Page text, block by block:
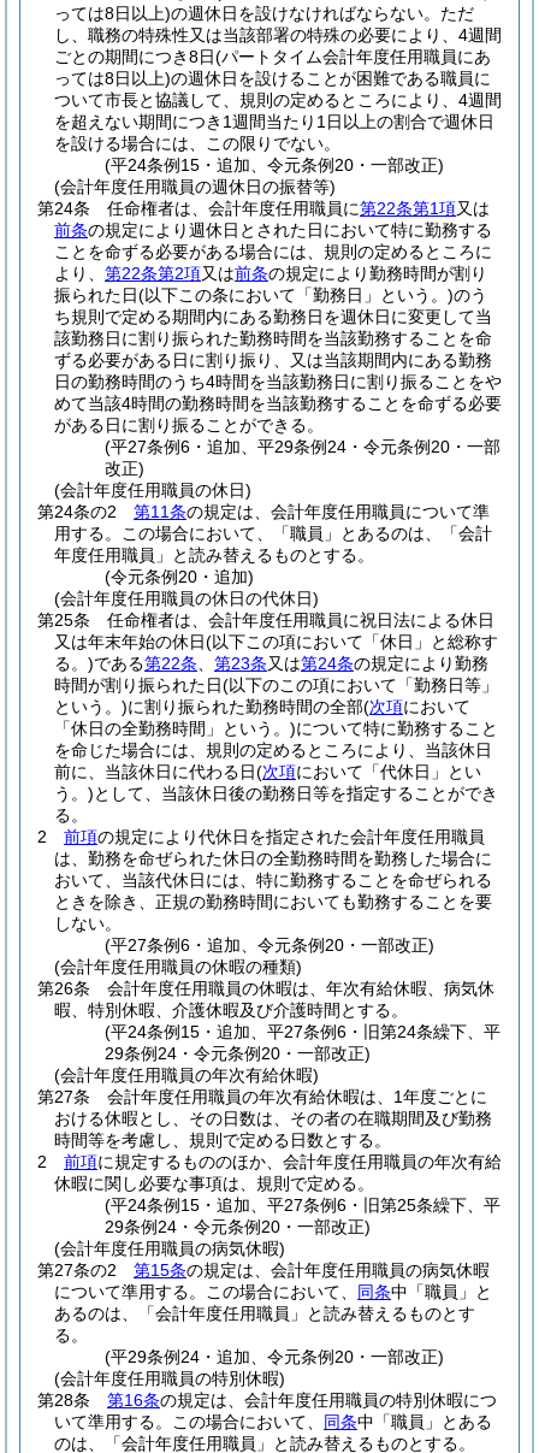
っては8日以上)の週休日を設けなければならない。 ただ
し、職務の特殊性又は当該部署の特殊の必要により、4週間
ごとの期間につき8日(パートタイム会計年度任用職員にあ
っては8日以上)の週休日を設けることが困難である職員に
ついて市長と協議して、規則の定めるところにより、4週間
を超えない期間につき1週間当たり1日以上の割合で週休日
を設ける場合には、この限りでない。
(平24条例15・追加、令元条例20・一部改正)
(会計年度任用職員の週休日の振替等)
第24条
任命権者は、会計年度任用職員に第22条第1項又は
前条の規定により週休日とされた日において特に勤務する
ことを命ずる必要がある場合には、規則の定めるところに
より、 第22条第2項又は前条の規定により勤務時間が割り
振られた日(以下この条において「勤務日」という。)のう
ち規則で定める期間内にある勤務日を週休日に変更して当
該勤務日に割り振られた勤務時間を当該勤務することを命
ずる必要がある日に割り振り、又は当該期間内にある勤務
日の勤務時間のうち4時間を当該勤務日に割り振ることをや
めて当該4時間の勤務時間を当該勤務することを命ずる必要
がある日に割り振ることができる。
(平27条例6・追加、平29条例24・令元条例20・一部
改正)
(会計年度任用職員の休日)
第24条の2
第11条の規定は、会計年度任用職員について準
用する。
この場合において、「職員」とあるのは、「会計
年度任用職員」と読み替えるものとする。
(令元条例20・追加)
(会計年度任用職員の休日の代休日)
第25条
任命権者は、会計年度任用職員に祝日法による休日
又は年末年始の休日(以下この項において「休日」と総称す
る。)である第22条 第23条又は第24条の規定により勤務
時間が割り振られた日(以下のこの項において「勤務日等」
という。)に割り振られた勤務時間の全部(次項において
「休日の全勤務時間」という。)について特に勤務すること
を命じた場合には、規則の定めるところにより、当該休日
前に、当該休日に代わる日(次項において「代休日」とい
う。)として、当該休日後の勤務日等を指定することができ
る。
2
前項の規定により代休日を指定された会計年度任用職員
は、勤務を命ぜられた休日の全勤務時間を勤務した場合に
おいて、当該代休日には、特に勤務することを命ぜられる
ときを除き、正規の勤務時間においても勤務することを要
しない。
(平27条例6・追加、令元条例20・一部改正)
(会計年度任用職員の休暇の種類)
第26条
会計年度任用職員の休暇は、年次有給休暇、病気休
暇、特別休暇、介護休暇及び介護時間とする。
(平24条例15・追加、平27条例6・旧第24条繰下、平
29条例24・令元条例20・一部改正)
(会計年度任用職員の年次有給休暇)
第27条
会計年度任用職員の年次有給休暇は、1年度ごとに
おける休暇とし、その日数は、その者の在職期間及び勤務
時間等を考慮し、規則で定める日数とする。
2
前項に規定するもののほか、会計年度任用職員の年次有給
休暇に関し必要な事項は、規則で定める。
(平24条例15・追加、平27条例6・旧第25条繰下、平
29条例24・令元条例20・一部改正)
(会計年度任用職員の病気休暇)
第27条の2
第15条の規定は、会計年度任用職員の病気休暇
について準用する。
この場合において、 同条中「職員」と
あるのは、「会計年度任用職員」と読み替えるものとす
る。
(平29条例24・追加、令元条例20・一部改正)
(会計年度任用職員の特別休暇)
第28条
第16条の規定は、会計年度任用職員の特別休暇につ
いて準用する。
この場合において、 同条中「職員」とある
のは、「会計年度任用職員」と読み替えるものとする。